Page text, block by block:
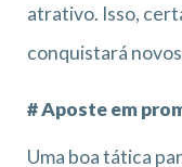
atrativo. Isso,
conquistará
# Aposte em
Uma boa tática